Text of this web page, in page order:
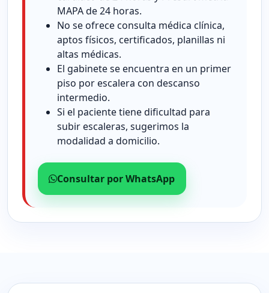
MAPA de 24 horas.
No se ofrece consulta médica clínica,
aptos físicos, certificados, planillas ni
altas médicas.
El gabinete se encuentra en un primer
piso por escalera con descanso
intermedio.
Si el paciente tiene dificultad para
subir escaleras, sugerimos la
modalidad a domicilio.
Consultar por WhatsApp